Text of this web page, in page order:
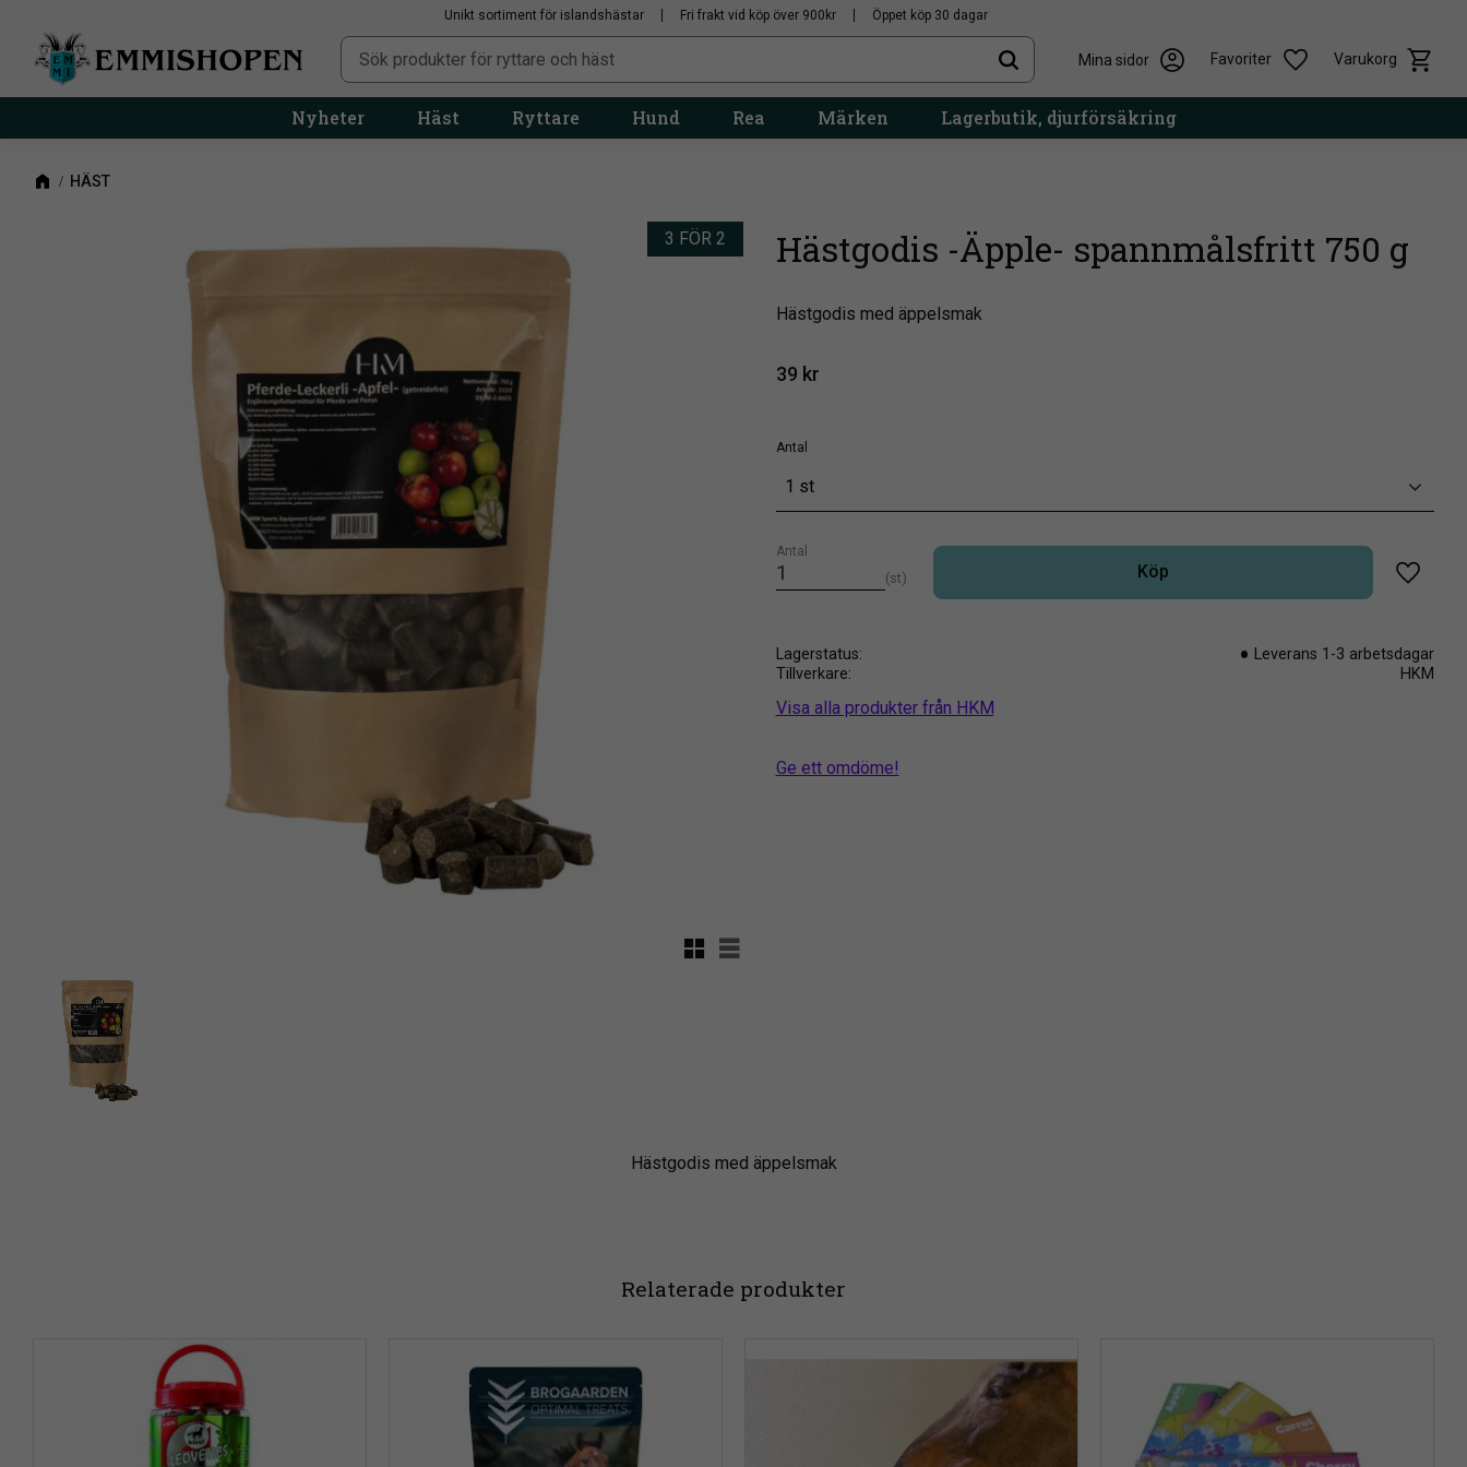
Unikt sortiment för islandshästar Fri frakt vid köp över 900kr Öppet köp 30 dagar
Mina sidor Favoriter Varukorg
Önskelista
Nyheter Häst Ryttare Hund Rea Märken Lagerbutik, djurförsäkring
HÄST
Hästgodis -Äpple- spannmålsfritt 750 g
Hästgodis med äppelsmak
3 FÖR 2
Rutnätsvy
Listvy
39 kr
Antal
1 st
Antal
st Köp
Lägg
Lagerstatus
Leverans 1-3 arbetsdagar
Tillverkare
HKM
Visa alla produkter från HKM
Ge ett omdöme!
Hästgodis med äppelsmak
Relaterade produkter